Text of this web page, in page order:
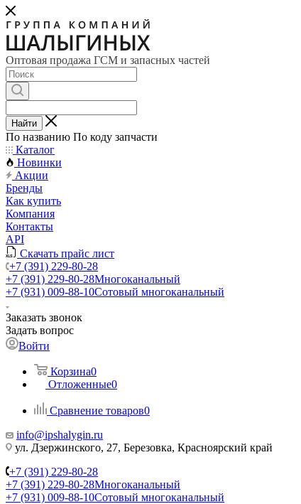
Оптовая продажа ГСМ и запасных частей
Найти
По названию По коду запчасти
Каталог
Новинки
Акции
Бренды
Как купить
Компания
Контакты
API
Скачать прайс лист
+7 (391) 229-80-28
+7 (391) 229-80-28Многоканальный
+7 (931) 009-88-10Сотовый многоканальный
Заказать звонок
Задать вопрос
Войти
Корзина0
Отложенные0
Сравнение товаров0
info@ipshalygin.ru
ул. Дзержинского, 27, Березовка, Красноярский край
+7 (391) 229-80-28
+7 (391) 229-80-28Многоканальный
+7 (931) 009-88-10Сотовый многоканальный